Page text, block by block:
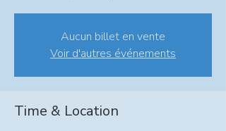
Aucun billet en vente
Voir d'autres événements
Time & Location